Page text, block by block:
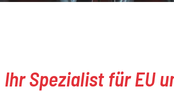
Ihr Spezialist für EU